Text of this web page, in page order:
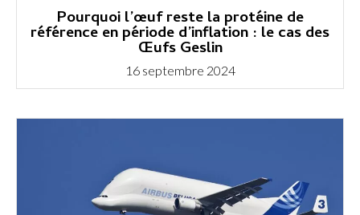
Pourquoi l’œuf reste la protéine de
référence en période d’inflation : le cas des
Œufs Geslin
16 septembre 2024